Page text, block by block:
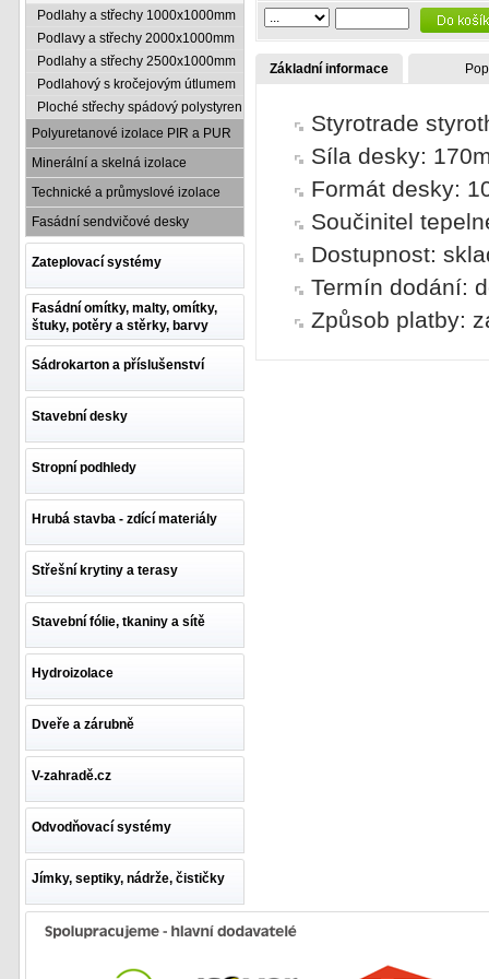
Podlahy a střechy 1000x1000mm
Podlavy a střechy 2000x1000mm
Podlahy a střechy 2500x1000mm
Podlahový s kročejovým útlumem
Ploché střechy spádový polystyren
Polyuretanové izolace PIR a PUR
Minerální a skelná izolace
Technické a průmyslové izolace
Fasádní sendvičové desky
Zateplovací systémy
Fasádní omítky, malty, omítky,
štuky, potěry a stěrky, barvy
Sádrokarton a příslušenství
Stavební desky
Stropní podhledy
Hrubá stavba - zdící materiály
Střešní krytiny a terasy
Stavební fólie, tkaniny a sítě
Hydroizolace
Dveře a zárubně
V-zahradě.cz
Odvodňovací systémy
Jímky, septiky, nádrže, čističky
Základní informace
Styrotrade
Síla desky:
Formát desky:
Součinitel
Dostupnost:
Termín dodání:
Způsob platby: